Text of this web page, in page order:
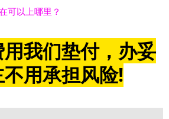
可以上哪里？
我们垫付，办妥
用承担风险!